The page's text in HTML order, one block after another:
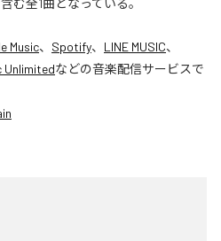
Music、 Spotify、 LINE MUSIC、
Unlimitedなどの音楽配信サービスで